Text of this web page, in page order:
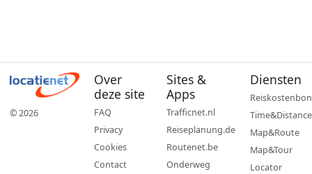
© 2026
Over
deze site
FAQ
Privacy
Cookies
Contact
Sites &
Apps
Trafficnet.nl
Reiseplanung.de
Routenet.be
Onderweg
Diensten
Reiskostenbon
Time&Distance
Map&Route
Map&Tour
Locator